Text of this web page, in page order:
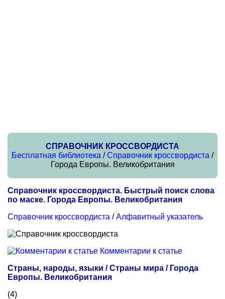
СПРАВОЧНИК КРОССВОРДИСТА
Бесплатная библиотека /Справочник кроссвордиста /
Города Европы. Великобритания
Справочник кроссвордиста. Быстрый поиск слова
по маске. Города Европы. Великобритания
Справочник кроссвордиста /Алфавитный указатель
Комментарии к статье
Страны, народы, языки / Страны мира / Города
Европы. Великобритания
(4)